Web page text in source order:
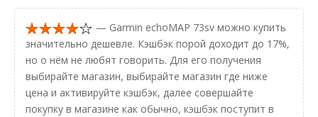
— Garmin echoMAP 73sv можно купить
значительно дешевле. Кэшбэк порой доходит до 17%,
но о нём не любят говорить. Для его получения
выбирайте магазин, выбирайте магазин где ниже
цена и активируйте кэшбэк, далее совершайте
покупку в магазине как обычно, кэшбэк поступит в